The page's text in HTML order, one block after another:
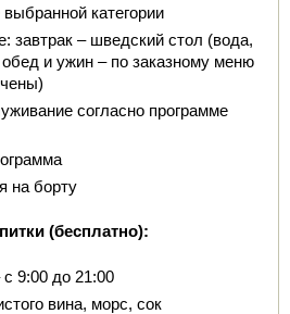
категории
завтрак – шведский стол (вода,
и ужин – по заказному меню
согласно программе
на борту
(бесплатно):
9:00 до 21:00
вина, морс, сок